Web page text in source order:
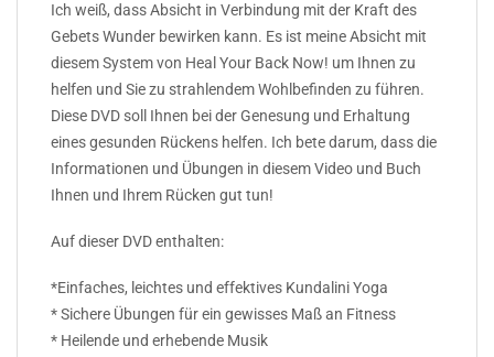
Ich weiß, dass Absicht in Verbindung mit der Kraft des
Gebets Wunder bewirken kann. Es ist meine Absicht mit
diesem System von Heal Your Back Now! um Ihnen zu
helfen und Sie zu strahlendem Wohlbefinden zu führen.
Diese DVD soll Ihnen bei der Genesung und Erhaltung
eines gesunden Rückens helfen. Ich bete darum, dass die
Informationen und Übungen in diesem Video und Buch
Ihnen und Ihrem Rücken gut tun!
Auf dieser DVD enthalten:
*Einfaches, leichtes und effektives Kundalini Yoga
* Sichere Übungen für ein gewisses Maß an Fitness
* Heilende und erhebende Musik